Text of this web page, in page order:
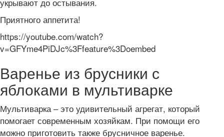
Приятного аппетита!
https://youtube.com/watch?
v=GFYme4PiDJc%3Ffeature%3Doembed
Варенье из брусники с
яблоками в мультиварке
Мультиварка – это удивительный агрегат, который
помогает современным хозяйкам. При помощи его
можно приготовить также брусничное варенье.